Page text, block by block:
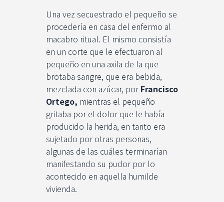
Una vez secuestrado el pequeño se
procedería en casa del enfermo al
macabro ritual. El mismo consistía
en un corte que le efectuaron al
pequeño en una axila de la que
brotaba sangre, que era bebida,
mezclada con azúcar, porFrancisco
Ortego, mientras el pequeño
gritaba por el dolor que le había
producido la herida, en tanto era
sujetado por otras personas,
algunas de las cuáles terminarían
manifestando su pudor por lo
acontecido en aquella humilde
vivienda.